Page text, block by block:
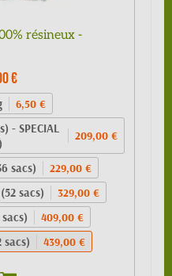
résineux -
€
6,50 €
- SPECIAL
209,00 €
sacs) 229,00 €
sacs) 329,00 €
409,00 €
sacs) 439,00 €